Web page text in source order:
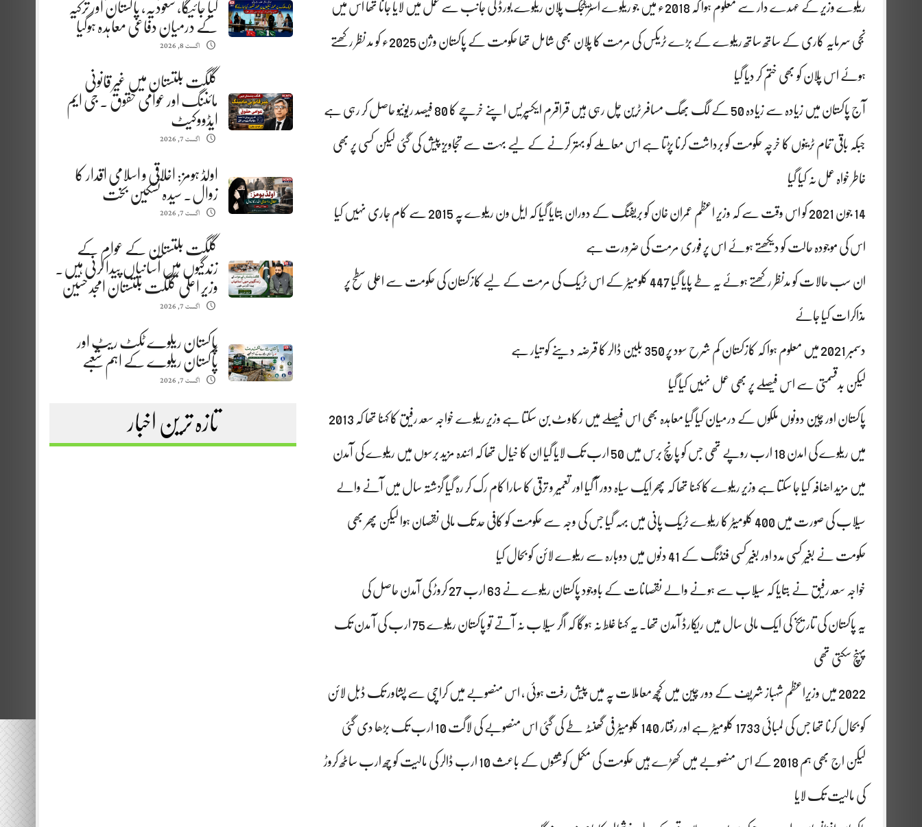
کیا جائیگا، سعودیہ، پاکستان اور ترکیہ
کے درمیان دفاعی معاہدہ ہوگیا
اگست 8, 2026
گلگت بلتستان میں غیر قانونی
مائننگ اور عوامی حقوق . جی ایم
ایڈووکیٹ
اگست 7, 2026
اولڈ ہومز: اخلاقی و اسلامی اقدار کا
زوال. سیدہ تسکین بخت
اگست 7, 2026
گلگت بلتستان کے عوام کے
زندگیوں میں آسانیاں پیدا کرنی ہیں.
وزیر اعلیٰ گلگت بلتستان امجد حسین
اگست 7, 2026
پاکستان ریلوے ٹکٹ ریٹ اور
پاکستان ریلوے کے اہم شعبے
اگست 7, 2026
تازہ ترین اخبار
ریلوے وزیر کے عہدے دار سے معلوم ہوا کہ 2018ء میں جو ریلوے اسٹریٹجک پلان ریلوے بورڈ کی جانب سے عمل میں لایا جانا تھا اس میں
نجی سرمایہ کاری کے ساتھ ساتھ ریلوے کے بڑے ٹریکس کی مرمت کا پلان بھی شامل تھا حکومت کے پاکستان وژن 2025ء کو مد نظر رکھتے
ہوئے اس پلان کو بھی ختم کر دیا گیا
آج پاکستان میں زیادہ سے زیادہ 50 کے لگ بھگ مسافر ٹرین چل رہی ہیں قراقرم ایکسپریس اپنے خرچے کا 80 فیصد ریونیو حاصل کر رہی ہے
جبکہ باقی تمام ٹرینوں کا خرچہ حکومت کو برداشت کرنا پڑتا ہے اس معاملے کو بہتر کرنے کے لیے بہت سے تجاویز پیش کی گئی لیکن کسی پر بھی
خاطر خواہ عمل نہ کیا گیا
14 جون 2021 کو اس وقت سے کہ وزیر اعظم عمران خان کو بریفنگ کے دوران بتایا گیا کہ ایل ون ریلوے پہ 2015 سے کام جاری نہیں کیا
اس کی موجودہ حالت کو دیکھتے ہوئے اس پر فوری مرمت کی ضرورت ہے
ان سب حالات کو مدنظر رکھتے ہوئے یہ طے پایا گیا 447 کلومیٹر کے اس ٹریک کی مرمت کے لیے کازکستان کی حکومت سے اعلی سطح پر
مذاکرات کیا جائے
دسمبر 2021 میں معلوم ہوا کہ کازکستان کم شرح سود پر 350 بلین ڈالر کا قرضہ دینے کو تیار ہے
لیکن بدقسمتی سے اس فیصلے پر بھی عمل نہیں کیا گیا
پاکستان اور چین دونوں ملکوں کے درمیان کیا گیا معاہدہ بھی اس فیصلے میں رکاوٹ بن سکتا ہے وزیر ریلوے خواجہ سعد رفیق کا کہنا تھا کہ 2013
میں ریلوے کی امدن 18 ارب روپے تھی جس کو پانچ برس میں 50 ارب تک لایا گیا ان کا خیال تھا کہ ائندہ مزید برسوں میں ریلوے کی آمدن
میں مزید اضافہ کیا جا سکتا ہے وزیر ریلوے کا کہنا تھا کہ پھر ایک سیاہ دور آ گیا اور تعمیر و ترقی کا سارا کام رک کر رہ گیا گزشتہ سال میں آنے والے
سیلاب کی صورت میں 400 کلومیٹر کا ریلوے ٹریک پانی میں بہہ گیا جس کی وجہ سے حکومت کو کافی حد تک مالی نقصان ہوا لیکن پھر بھی
حکومت نے بغیر کسی مدد اور بغیر کسی فنڈنگ کے 41 دنوں میں دوبارہ سے ریلوے لائن کو بحال کیا
خواجہ سعد رفیق نے بتایا کہ سیلاب سے ہونے والے نقصانات کے باوجود پاکستان ریلوے نے 63 ارب 27 کروڑ کی آمدن حاصل کی
یہ پاکستان کی تاریخ کی ایک مالی سال میں ریکارڈ آمدن تھا. یہ کہنا غلط نہ ہوگا کہ اگر سیلاب نہ آتے تو پاکستان ریلوے 75 ارب کی آ مدن تک
پہنچ سکتی تھی
2022 میں وزیراعظم شہباز شریف کے دور چین میں کچھ معاملات پہ میں پیش رفت ہوئی ، اس منصوبے میں کراچی سے پشاور تک ڈبل لائن
کو بحال کرنا تھا جس کی لمبائی 1733 کلومیٹر ہے اور رفتار 140 کلومیٹر فی گھنٹہ طے کی گئی اس منصوبے کی لاگت 10 ارب تک بڑھا دی گئی
لیکن اج بھی ہم 2018 کے اس منصوبے میں کھڑے ہیں حکومت کی مکمل کوششوں کے باعث 10 ارب ڈالر کی مالیت کو چھ ارب ساٹھ کروڑ
کی مالیت تک لایا